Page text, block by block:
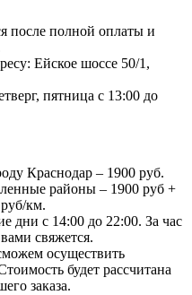
после полной оплаты и
Ейское шоссе 50/1,
пятница с 13:00 до
Краснодар – 1900 руб.
районы – 1900 руб +
км.
дни с 14:00 до 22:00. За час
свяжется.
осуществить
будет рассчитана
заказа.